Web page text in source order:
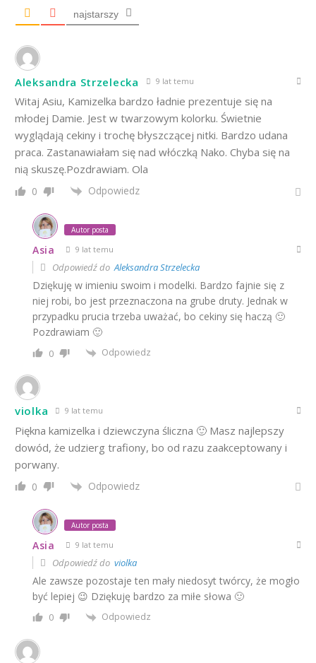
najstarszy
Aleksandra Strzelecka 9 lat temu
Witaj Asiu, Kamizelka bardzo ładnie prezentuje się na
młodej Damie. Jest w twarzowym kolorku. Świetnie
wyglądają cekiny i trochę błyszczącej nitki. Bardzo udana
praca. Zastanawiałam się nad włóczką Nako. Chyba się na
nią skuszę.Pozdrawiam. Ola
0 Odpowiedz
Autor posta
Asia 9 lat temu
Odpowiedź doAleksandra Strzelecka
Dziękuję w imieniu swoim i modelki. Bardzo fajnie się z
niej robi, bo jest przeznaczona na grube druty. Jednak w
przypadku prucia trzeba uważać, bo cekiny się haczą 🙂
Pozdrawiam 🙂
0 Odpowiedz
violka 9 lat temu
Piękna kamizelka i dziewczyna śliczna 🙂 Masz najlepszy
dowód, że udzierg trafiony, bo od razu zaakceptowany i
porwany.
0 Odpowiedz
Autor posta
Asia 9 lat temu
Odpowiedź do violka
Ale zawsze pozostaje ten mały niedosyt twórcy, że mogło
być lepiej 😉 Dziękuję bardzo za miłe słowa 🙂
0 Odpowiedz